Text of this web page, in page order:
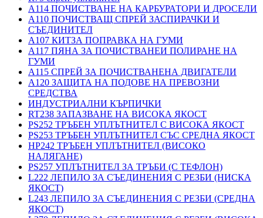
A114 ПОЧИСТВАНЕ НА КАРБУРАТОРИ И ДРОСЕЛИ
A110 ПОЧИСТВАЩ СПРЕЙ ЗАСПИРАЧКИ И
СЪЕДИНИТЕЛ
A107 КИТЗА ПОПРАВКА НА ГУМИ
A117 ПЯНА ЗА ПОЧИСТВАНЕИ ПОЛИРАНЕ НА
ГУМИ
A115 СПРЕЙ ЗА ПОЧИСТВАНЕНА ДВИГАТЕЛИ
A120 ЗАЩИТА НА ПОДОВЕ НА ПРЕВОЗНИ
СРЕДСТВА
ИНДУСТРИАЛНИ КЪРПИЧКИ
RT238 ЗАПАЗВАНЕ НА ВИСОКА ЯКОСТ
PS252 ТРЪБЕН УПЛЪТНИТЕЛ С ВИСОКА ЯКОСТ
PS253 ТРЪБЕН УПЛЪТНИТЕЛ СЪС СРЕДНА ЯКОСТ
HP242 ТРЪБЕН УПЛЪТНИТЕЛ (ВИСОКО
НАЛЯГАНЕ)
PS257 УПЛЪТНИТЕЛ ЗА ТРЪБИ (С ТЕФЛОН)
L222 ЛЕПИЛО ЗА СЪЕДИНЕНИЯ С РЕЗБИ (НИСКА
ЯКОСТ)
L243 ЛЕПИЛО ЗА СЪЕДИНЕНИЯ С РЕЗБИ (СРЕДНА
ЯКОСТ)